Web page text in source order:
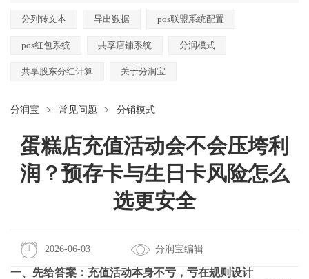
分列转文本 导出数据 pos联盟系统配置
pos红包系统 共享店铺系统 分润模式
共享股东分红计算 关于分润宝
分润宝 > 常见问题 > 分销模式
蛋糕店充值活动会不会压垮利
润？预存卡与生日卡风险怎么
选更安全
2026-06-03 分润宝编辑
一、先给答案：充值活动本身不亏，亏在规则设计